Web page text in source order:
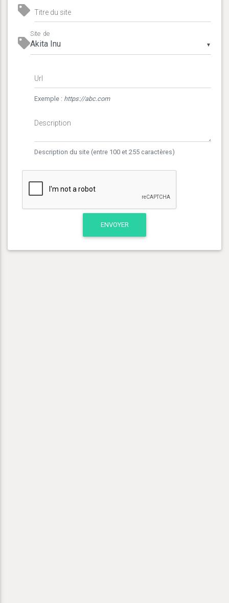
Titre du site
▼
Site de
Url
Exemple : https://abc.com
Description
Description du site (entre 100 et 255 caractères)
ENVOYER